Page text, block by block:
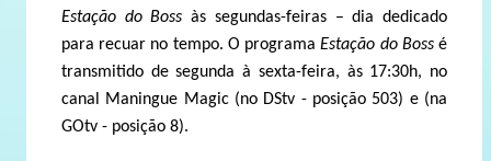
Estação do Boss às segundas-feiras – dia dedicado
para recuar no tempo. O programaEstação do Bossé
transmitido de segunda à sexta-feira, às 17:30h, no
canal Maningue Magic (no DStv - posição 503) e (na
GOtv - posição 8).